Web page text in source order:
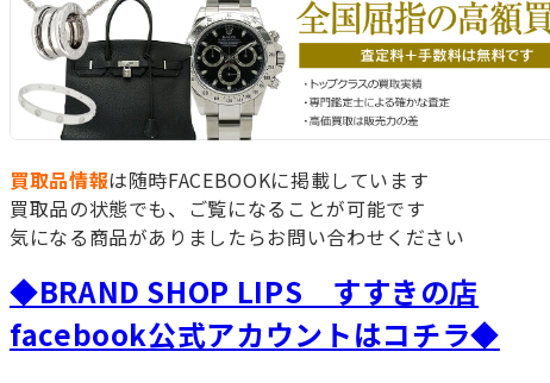
買取品情報は随時FACEBOOKに掲載しています
買取品の状態でも、ご覧になることが可能です
気になる商品がありましたらお問い合わせください
◆BRAND SHOP LIPS すすきの店
facebook公式アカウントはコチラ◆